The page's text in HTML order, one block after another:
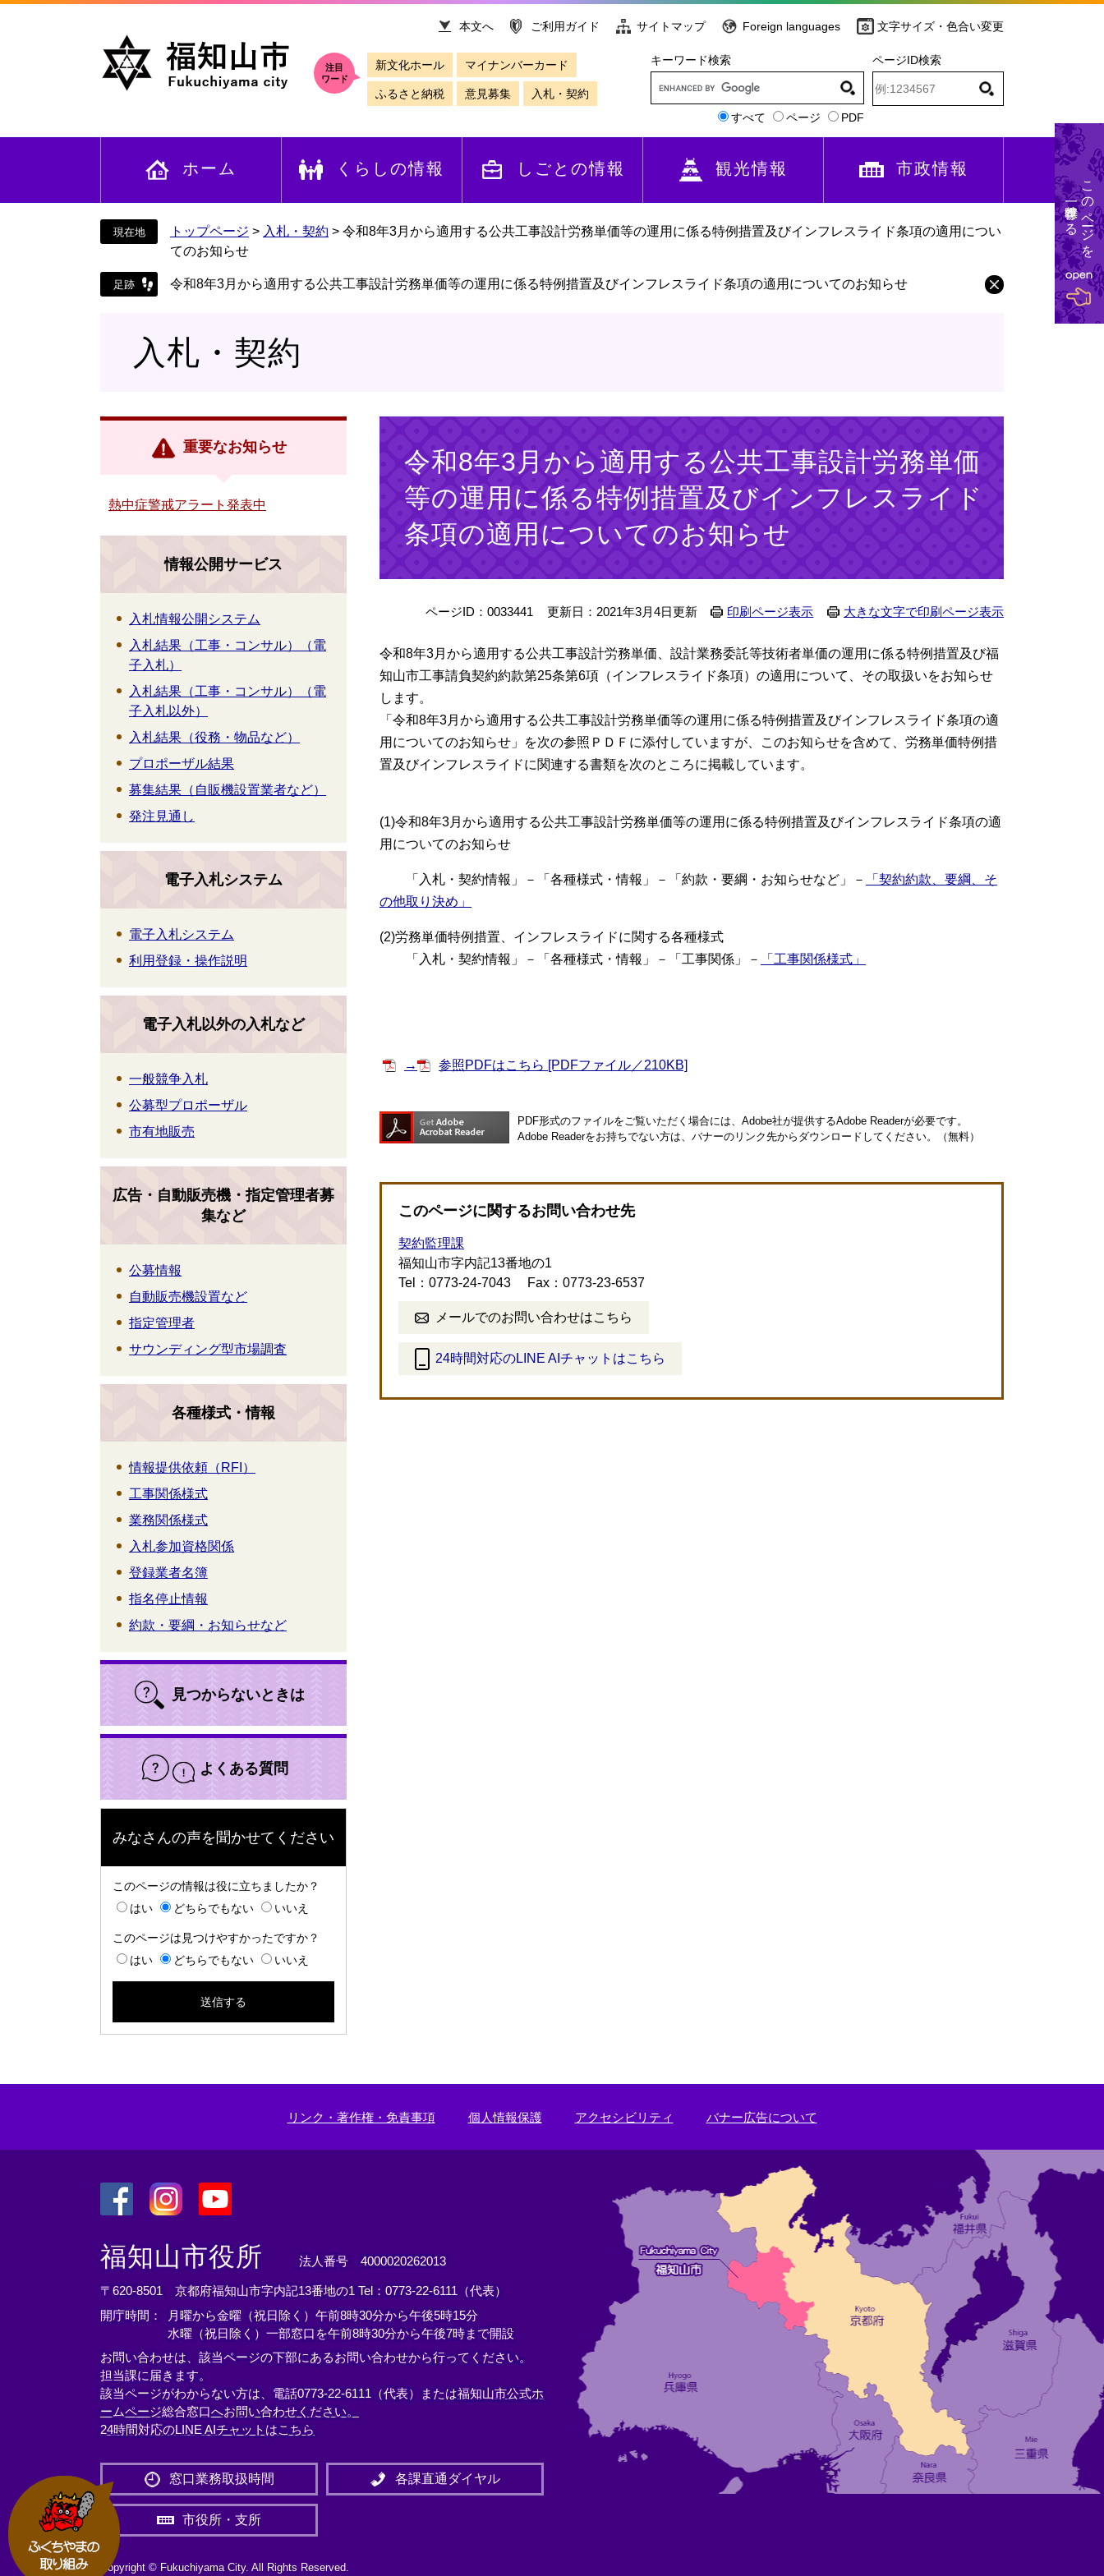
文
本文へ ご利用ガイド サイトマップ Foreign languages 文字サイズ・色合い変更
注目
ワード
新文化ホール マイナンバーカード
ふるさと納税 意見募集 入札・契約
キーワード検索
すべて ページ PDF
ページID検索
ホーム くらしの情報 しごとの情報 観光情報 市政情報
トップページ > 入札・契約 > 令和8年3月から適用する公共工事設計労務単価等の運用に係る特例措置及びインフレスライド条項の適用につい
てのお知らせ
令和8年3月から適用する公共工事設計労務単価等の運用に係る特例措置及びインフレスライド条項の適用についてのお知らせ
入札・契約
令和8年3月から適用する公共工事設計労務単価
等の運用に係る特例措置及びインフレスライド
条項の適用についてのお知らせ
ページID：0033441 更新日：2021年3月4日更新 印刷ページ表示 大きな文字で印刷ページ表示
令和8年3月から適用する公共工事設計労務単価、設計業務委託等技術者単価の運用に係る特例措置及び福
知山市工事請負契約約款第25条第6項（インフレスライド条項）の適用について、その取扱いをお知らせ
します。
「令和8年3月から適用する公共工事設計労務単価等の運用に係る特例措置及びインフレスライド条項の適
用についてのお知らせ」を次の参照ＰＤＦに添付していますが、このお知らせを含めて、労務単価特例措
置及びインフレスライドに関連する書類を次のところに掲載しています。
(1)令和8年3月から適用する公共工事設計労務単価等の運用に係る特例措置及びインフレスライド条項の適
用についてのお知らせ
「入札・契約情報」－「各種様式・情報」－「約款・要綱・お知らせなど」－
「契約約款、要綱、そ
の他取り決め」
(2)労務単価特例措置、インフレスライドに関する各種様式
「入札・契約情報」－「各種様式・情報」－「工事関係」－
「工事関係様式」
→ 参照PDFはこちら [PDFファイル／210KB]
PDF形式のファイルをご覧いただく場合には、Adobe社が提供するAdobe Readerが必要です。
Adobe Readerをお持ちでない方は、バナーのリンク先からダウンロードしてください。（無料）
このページに関するお問い合わせ先
契約監理課
福知山市字内記13番地の1
Tel：0773-24-7043
Fax：0773-23-6537
メールでのお問い合わせはこちら
24時間対応のLINE AIチャットはこちら
外
重要なお知らせ
熱中症警戒アラート発表中
情報公開サービス
入札情報公開システム
入札結果（工事・コンサル）（電
子入札）
入札結果（工事・コンサル）（電
子入札以外）
入札結果（役務・物品など）
プロポーザル結果
募集結果（自販機設置業者など）
発注見通し
電子入札システム
電子入札システム
利用登録・操作説明
電子入札以外の入札など
一般競争入札
公募型プロポーザル
市有地販売
広告・自動販売機・指定管理者募
集など
公募情報
自動販売機設置など
指定管理者
サウンディング型市場調査
各種様式・情報
情報提供依頼（RFI）
工事関係様式
業務関係様式
入札参加資格関係
登録業者名簿
指名停止情報
約款・要綱・お知らせなど
見つからないときは
よくある質問
みなさんの声を聞かせてください
このページの情報は役に立ちましたか？
はい
どちらでもない いいえ
このページは見つけやすかったですか？
はい
どちらでもない いいえ
リンク・著作権・免責事項 個人情報保護 アクセシビリティ バナー広告について
外
部
リ
ン
ク
外
部
リ
ン
ク
外
部
リ
ン
ク
＞
福知山市役所 法人番号 4000020262013
〒620-8501 京都府福知山市字内記13番地の1 Tel：0773-22-6111（代表）
開庁時間： 月曜から金曜（祝日除く）午前8時30分から午後5時15分
水曜（祝日除く）一部窓口を午前8時30分から午後7時まで開設
お問い合わせは、該当ページの下部にあるお問い合わせから行ってください。
担当課に届きます。
該当ページがわからない方は、電話0773-22-6111（代表）または福知山市公式ホ
ームページ総合窓口へお問い合わせください。
24時間対応のLINE AIチャットはこちら
外
部
リ
窓口業務取扱時間 各課直通ダイヤル
市役所・支所
Copyright © Fukuchiyama City. All Rights Reserved.
このページを
一時保存する